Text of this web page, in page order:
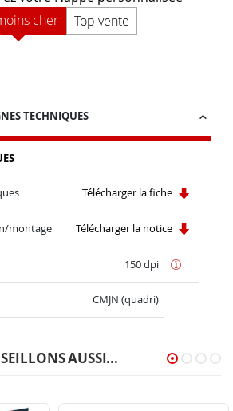
cher
Top vente
TECHNIQUES
Télécharger la fiche
montage Télécharger la notice
150 dpi
CMJN (quadri)
AUSSI...